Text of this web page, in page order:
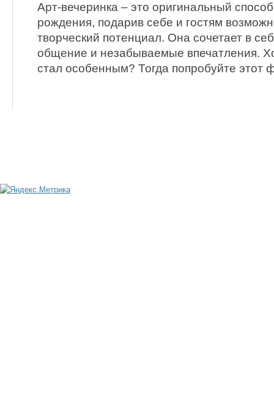
Арт-вечеринка – это оригинальный
рождения, подарив себе и гостям
творческий потенциал. Она сочетает в
общение и незабываемые впечатления.
стал особенным? Тогда попробуйте этот